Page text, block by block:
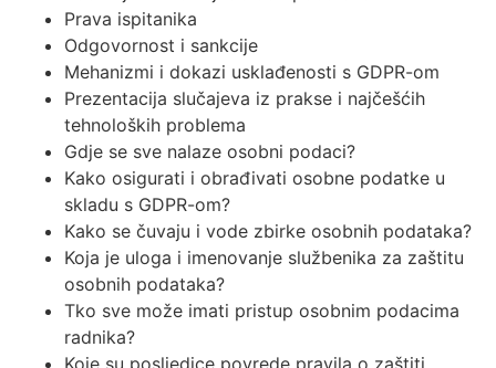
Prava ispitanika
Odgovornost i sankcije
Mehanizmi i dokazi usklađenosti s GDPR-om
Prezentacija slučajeva iz prakse i najčešćih
tehnoloških problema
Gdje se sve nalaze osobni podaci?
Kako osigurati i obrađivati osobne podatke u
skladu s GDPR-om?
Kako se čuvaju i vode zbirke osobnih podataka?
Koja je uloga i imenovanje službenika za zaštitu
osobnih podataka?
Tko sve može imati pristup osobnim podacima
radnika?